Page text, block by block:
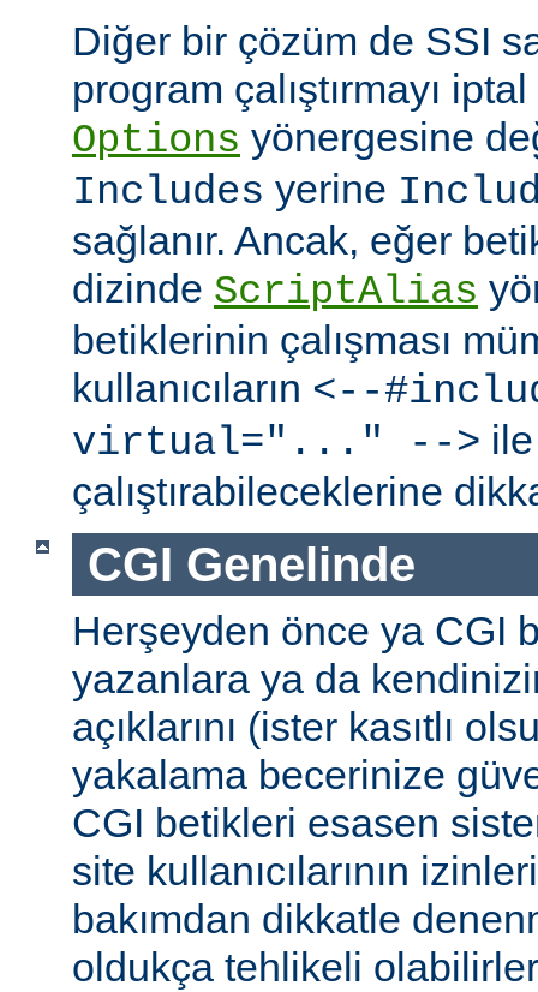
Diğer bir çözüm de SSI
program çalıştırmayı
Options yönergesine
Includes yerine
sağlanır. Ancak, eğer
dizinde ScriptAlias
betiklerinin çalışması
kullanıcıların <--
virtual="..." -->
çalıştırabileceklerine
CGI Genelinde
Herşeyden önce ya CGI
yazanlara ya da
açıklarını (ister kasıtlı
yakalama becerinize
CGI betikleri esasen
site kullanıcılarının
bakımdan dikkatle
oldukça tehlikeli